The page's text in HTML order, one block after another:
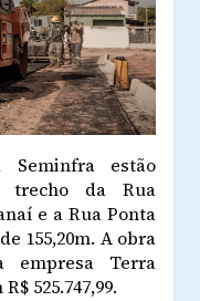
Seminfra estão
trecho da Rua
e a Rua Ponta
155,20m. A obra
empresa Terra
525.747,99.